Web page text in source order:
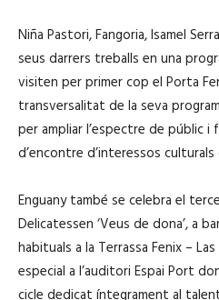
Niña Pastori, Fangoria, Isamel
seus darrers treballs en una
visiten per primer cop el Porta
transversalitat de la seva
per ampliar l’espectre de públic
d’encontre d’interessos
Enguany també se celebra el
Delicatessen ‘Veus de dona’, a
habituals a la Terrassa Fenix –
especial a l’auditori Espai Port
cicle dedicat íntegrament al